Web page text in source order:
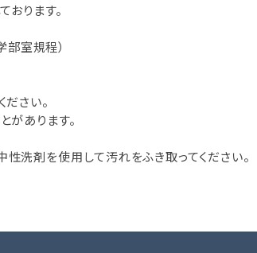
ります。
室規程）
さい。
があります。
洗剤を使用して汚れをふき取ってください。